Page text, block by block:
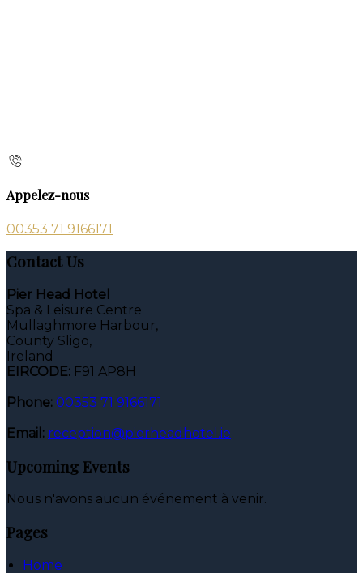
Appelez-nous
00353 71 9166171
Contact Us
Pier Head Hotel
Spa & Leisure Centre
Mullaghmore Harbour,
County Sligo,
Ireland
EIRCODE: F91 AP8H
Phone: 00353 71 9166171
Email: reception@pierheadhotel.ie
Upcoming Events
Nous n'avons aucun événement à venir.
Pages
Home